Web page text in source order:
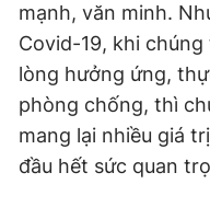
mạnh, văn minh.
Covid-19, khi
lòng hưởng ứng,
phòng chống, thì
mang lại nhiều giá
đầu hết sức quan